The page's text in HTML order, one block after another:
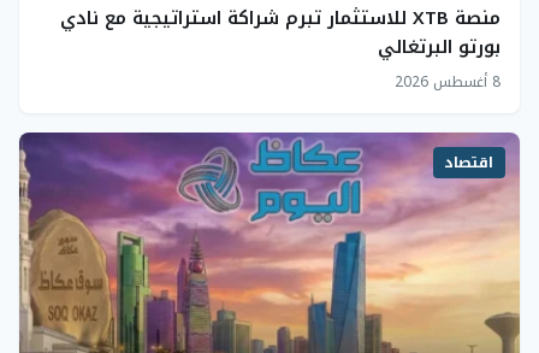
منصة XTB للاستثمار تبرم شراكة استراتيجية مع نادي
بورتو البرتغالي
8 أغسطس 2026
اقتصاد